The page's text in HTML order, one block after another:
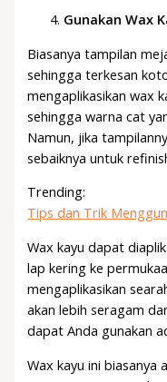
Gunakan Wax
Biasanya tampilan
sehingga terkesan
mengaplikasikan wax
sehingga warna cat
Namun, jika
sebaiknya untuk
Trending:
Tips dan Trik
Wax kayu dapat
lap kering ke
mengaplikasikan
akan lebih seragam
dapat Anda gunakan
Wax kayu ini biasanya